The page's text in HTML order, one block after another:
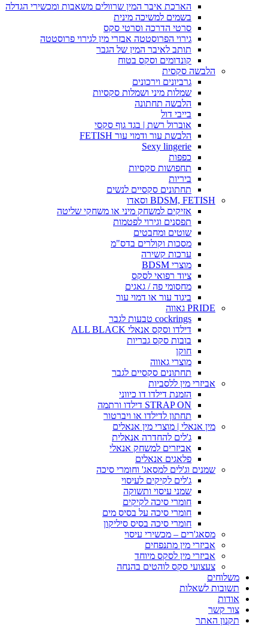
הארכת איבר המין שרוולים משאבות ומכשירי הגדלה
בשמים למשיכה מינית
סרטי הדרכה וסרטי סקס
גירוי הפרוסטטה אבזרי מין לגירוי פרוסטטה
תותב לאיבר המין של הגבר
קונדומים וסקס בטוח
הלבשה סקסית
גרביונים וירכונים
שמלות מיני ושמלות סקסיות
הלבשה תחתונה
בייבי דול
אוברול רשת | בגד גוף סקסי
הלבשת עור ודמוי עור FETISH
Sexy lingerie
כפפות
תחפושות סקסיות
ביריות
תחתונים סקסיים לנשים
BDSM, FETISH וסאדו
אזיקים למשחק מיני או משחקי שליטה
תפסנים וגירוי לפטמות
שוטים ומחבטים
מסכות וקולרים בדס"מ
ערכות קשירה
מוצרי BDSM
ציוד רפואי לסקס
מחסומי פה / גאגים
ביגוד עור או דמוי עור
PRIDE גאווה
cockrings טבעות לגבר
דילדו וסקס אנאלי ALL BLACK
בובות סקס גבריות
חוקן
מוצרי גאווה
תחתונים סקסיים לגבר
אביזרי מין ללסביות
הזמנת דילדו דו כיווני
STRAP ON דילדו ורתמה
תחתון לדילדו או ויברטור
מין אנאלי | מוצרי מין אנאלים
ג'לים להחדרה אנאלית
אביזרים למשחק אנאלי
פלאגים אנאלים
שמנים וג'לים למסאג' וחומרי סיכה
ג'לים לקיקים לעיסוי
שמני עיסוי ותשוקה
חומרי סיכה לקיקים
חומרי סיכה על בסיס מים
חומרי סיכה בסיס סיליקון
מסאג'רים – מכשירי עיסוי
אביזרי מין מתנפחים
אביזרי מין לסקס מיוחד
צעצועי סקס לוהטים בהנחה
משלוחים
תשובות לשאלות
אודות
צור קשר
תקנון האתר